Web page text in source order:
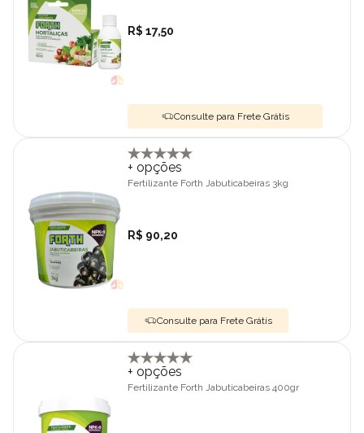
R$ 17,50
Consulte para Frete Grátis
+ opções
Fertilizante Forth Jabuticabeiras 3kg
R$ 90,20
Consulte para Frete Grátis
+ opções
Fertilizante Forth Jabuticabeiras 400gr